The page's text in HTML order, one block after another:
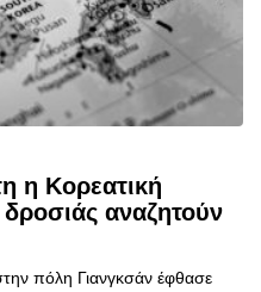
η Κορεατική
αναζητούν
πόλη Γιανγκσάν έφθασε